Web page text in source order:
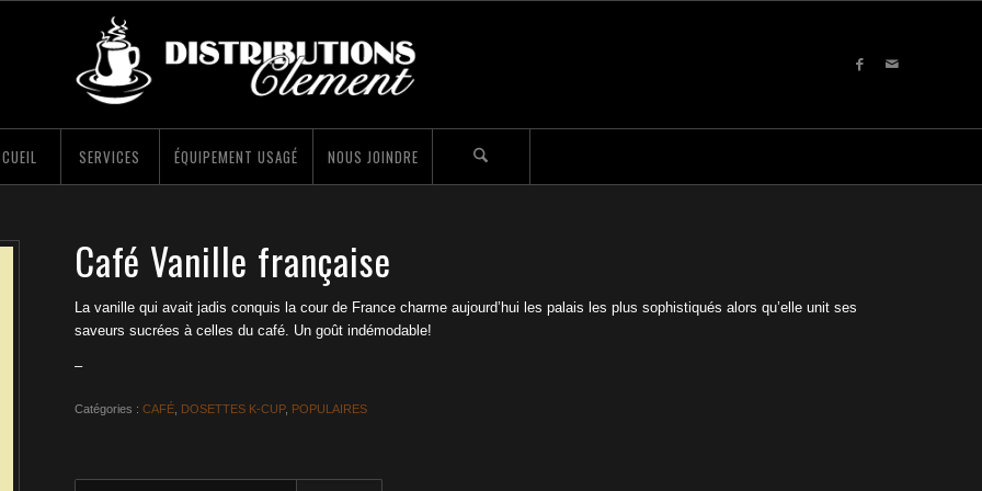
SERVICES ÉQUIPEMENT USAGÉ NOUS JOINDRE
Café Vanille française
La vanille qui avait jadis conquis la cour de France charme aujourd’hui les palais les plus sophistiqués alors qu’elle unit ses
saveurs sucrées à celles du café. Un goût indémodable!
–
Catégories :CAFÉ DOSETTES K-CUP, POPULAIRES